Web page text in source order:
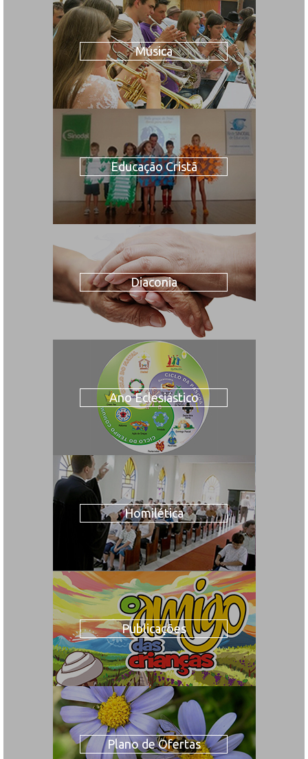
Música
Educação Cristã
Diaconia
Ano Eclesiástico
Homilética
Publicações
Plano de Ofertas